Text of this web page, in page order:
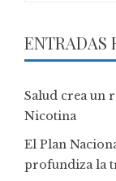
ENTRADAS
Salud crea un
Nicotina
El Plan
profundiza la